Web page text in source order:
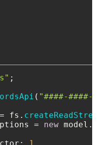
;
( "####-####-
= fs. createReadStream
= new model.